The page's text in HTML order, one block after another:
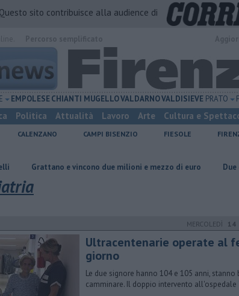
Questo sito contribuisce alla audience di
EMPOLESECHIANTI MUGELLOVALDARNOVALDISIEVE PRATO
Politica Attualità Lavoro Arte Cultura e
CALENZANO CAMPI BISENZIO FIESOLE
e vincono due milioni e mezzo di euro Due ori nella
MERCOLEDÌ 14
Ultracentenarie operate al
giorno
Le due signore hanno 104 e 105 anni,
camminare. Il doppio intervento all'ospedale